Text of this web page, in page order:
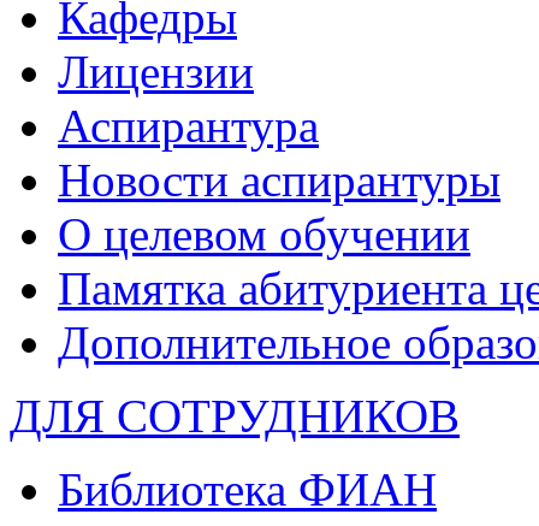
Кафедры
Лицензии
Аспирантура
Новости аспирантуры
О целевом обучении
Памятка абитуриента
Дополнительное
ДЛЯ СОТРУДНИКОВ
Библиотека ФИАН